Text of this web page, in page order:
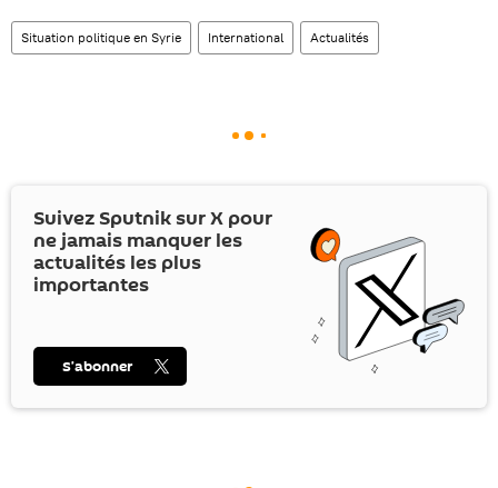
Situation politique en Syrie International Actualités
Suivez Sputnik surX pour
ne jamais manquer les
actualités les plus
importantes
S’abonner